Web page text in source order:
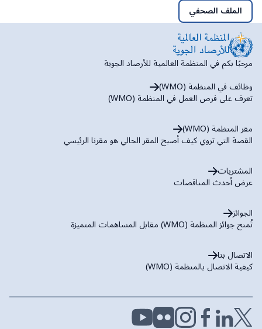
الملف الصحفي
مرحبًا بكم في المنظمة العالمية للأرصاد الجوية
وظائف في المنظمة (WMO)
تعرف على فرص العمل في المنظمة (WMO)
مقر المنظمة (WMO)
القصة التي تروي كيف أصبح المقر الحالي هو مقرنا الرئيسي
المشتريات
عرض أحدث المناقصات
الجوائز
تُمنح جوائز المنظمة (WMO) مقابل المساهمات المتميزة
الاتصال بنا
كيفية الاتصال بالمنظمة (WMO)